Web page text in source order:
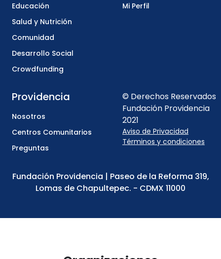
Educación
Salud y Nutrición
Comunidad
Desarrollo Social
Crowdfunding
Mi Perfil
Providencia
Nosotros
Centros Comunitarios
Preguntas
© Derechos Reservados
Fundación Providencia
2021
Aviso de Privacidad
Términos y condiciones
Fundación Providencia | Paseo de la Reforma 319,
Lomas de Chapultepec. - CDMX 11000